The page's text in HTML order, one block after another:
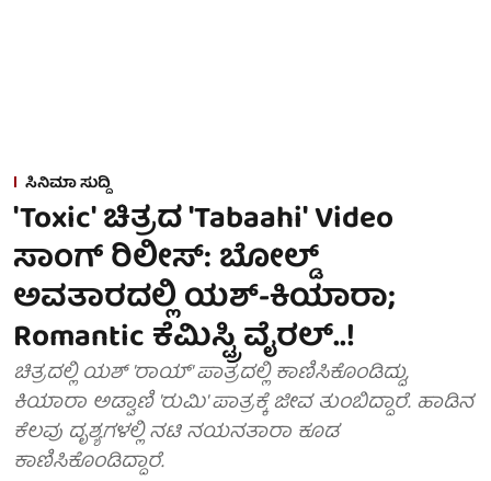
ಸಿನಿಮಾ ಸುದ್ದಿ
'Toxic' ಚಿತ್ರದ 'Tabaahi' Video
ಸಾಂಗ್ ರಿಲೀಸ್: ಬೋಲ್ಡ್
ಅವತಾರದಲ್ಲಿ ಯಶ್-ಕಿಯಾರಾ;
Romantic ಕೆಮಿಸ್ಟ್ರಿ ವೈರಲ್..!
ಚಿತ್ರದಲ್ಲಿ ಯಶ್ 'ರಾಯ್' ಪಾತ್ರದಲ್ಲಿ ಕಾಣಿಸಿಕೊಂಡಿದ್ದು,
ಕಿಯಾರಾ ಅಡ್ವಾಣಿ 'ರುಮಿ' ಪಾತ್ರಕ್ಕೆ ಜೀವ ತುಂಬಿದ್ದಾರೆ. ಹಾಡಿನ
ಕೆಲವು ದೃಶ್ಯಗಳಲ್ಲಿ ನಟಿ ನಯನತಾರಾ ಕೂಡ
ಕಾಣಿಸಿಕೊಂಡಿದ್ದಾರೆ.